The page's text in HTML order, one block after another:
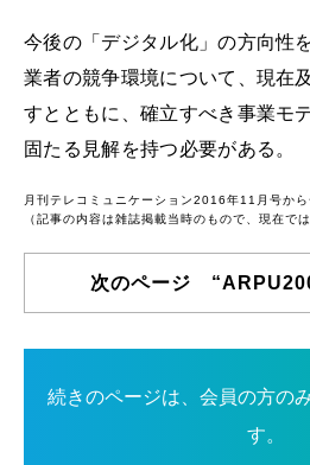
今後の「デジタル化」の方向性
業者の競争環境について、現在
すとともに、確立すべき事業モ
固たる見解を持つ必要がある。
月刊テレコミュニケーション2016年11月号か
（記事の内容は雑誌掲載当時のもので、現在で
次のページ
続きのページは、会員の方の
す。